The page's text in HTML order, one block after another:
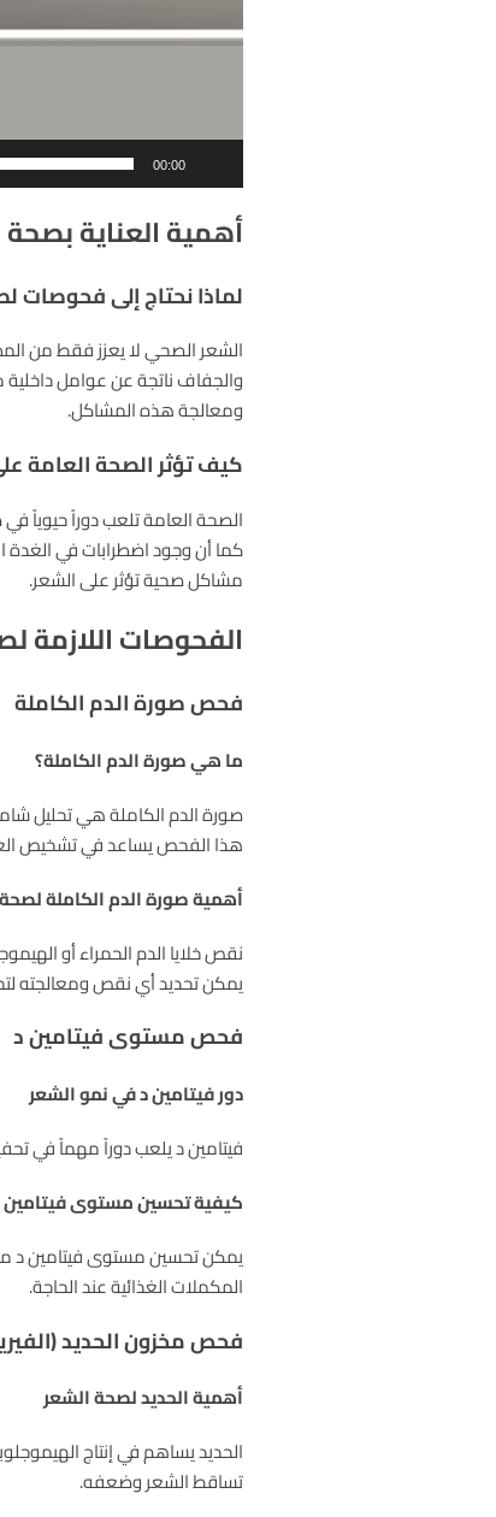
00:00
أهمية العناية
لماذا نحتاج إلى فحوصات
الشعر الصحي لا يعزز فقط من
والجفاف ناتجة عن عوامل
ومعالجة هذه المشاكل.
كيف تؤثر الصحة العامة
الصحة العامة تلعب دوراً حيوياً
كما أن وجود اضطرابات في
مشاكل صحية تؤثر على الشعر.
الفحوصات اللازمة
فحص صورة الدم الكاملة
ما هي صورة الدم الكاملة؟
صورة الدم الكاملة هي تحليل
هذا الفحص يساعد في تشخيص
أهمية صورة الدم الكاملة
نقص خلايا الدم الحمراء أو
يمكن تحديد أي نقص ومعالجته
فحص مستوى فيتامين د
دور فيتامين د في نمو الشعر
فيتامين د يلعب دوراً مهماً في
كيفية تحسين مستوى فيتامين
يمكن تحسين مستوى فيتامين د من
المكملات الغذائية عند الحاجة.
فحص مخزون الحديد
أهمية الحديد لصحة الشعر
الحديد يساهم في إنتاج
تساقط الشعر وضعفه.